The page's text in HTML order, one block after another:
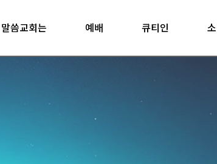
말씀교회는 예배 큐티인